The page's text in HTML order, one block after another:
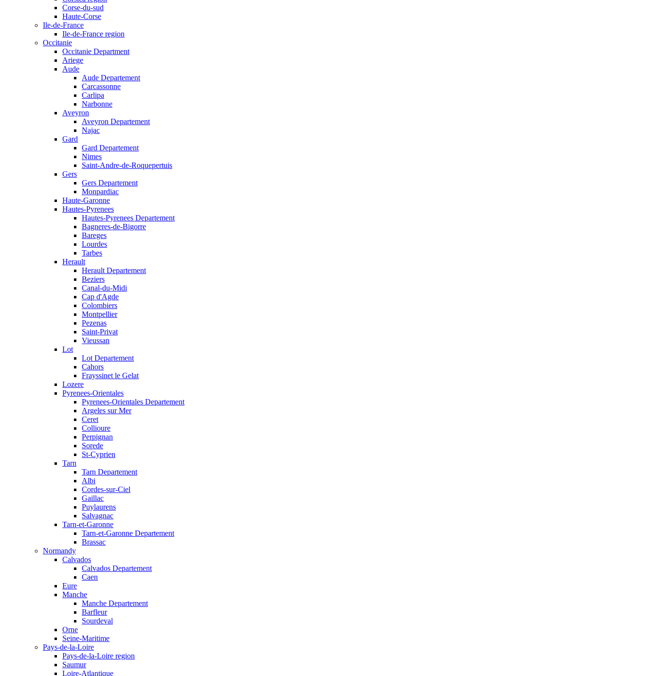
Corse-du-sud
Haute-Corse
Ile-de-France
Ile-de-France region
Occitanie
Occitanie Department
Ariege
Aude
Aude Departement
Carcassonne
Carlipa
Narbonne
Aveyron
Aveyron Departement
Najac
Gard
Gard Departement
Nimes
Saint-Andre-de-Roquepertuis
Gers
Gers Departement
Monpardiac
Haute-Garonne
Hautes-Pyrenees
Hautes-Pyrenees Departement
Bagneres-de-Bigorre
Bareges
Lourdes
Tarbes
Herault
Herault Departement
Beziers
Canal-du-Midi
Cap d'Agde
Colombiers
Montpellier
Pezenas
Saint-Privat
Vieussan
Lot
Lot Departement
Cahors
Frayssinet le Gelat
Lozere
Pyrenees-Orientales
Pyrenees-Orientales Departement
Argeles sur Mer
Ceret
Collioure
Perpignan
Sorede
St-Cyprien
Tarn
Tarn Departement
Albi
Cordes-sur-Ciel
Gaillac
Puylaurens
Salvagnac
Tarn-et-Garonne
Tarn-et-Garonne Departement
Brassac
Normandy
Calvados
Calvados Departement
Caen
Eure
Manche
Manche Departement
Barfleur
Sourdeval
Orne
Seine-Maritime
Pays-de-la-Loire
Pays-de-la-Loire region
Saumur
Loire-Atlantique